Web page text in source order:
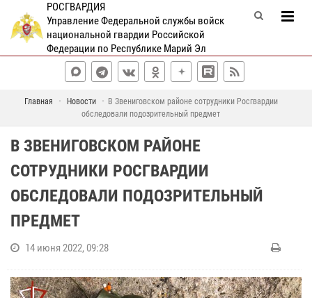
РОСГВАРДИЯ
Управление Федеральной службы войск
национальной гвардии Российской
Федерации по Республике Марий Эл
Главная Новости
В Звениговском районе сотрудники Росгвардии
обследовали подозрительный предмет
В ЗВЕНИГОВСКОМ РАЙОНЕ
СОТРУДНИКИ РОСГВАРДИИ
ОБСЛЕДОВАЛИ ПОДОЗРИТЕЛЬНЫЙ
ПРЕДМЕТ
14 июня 2022, 09:28